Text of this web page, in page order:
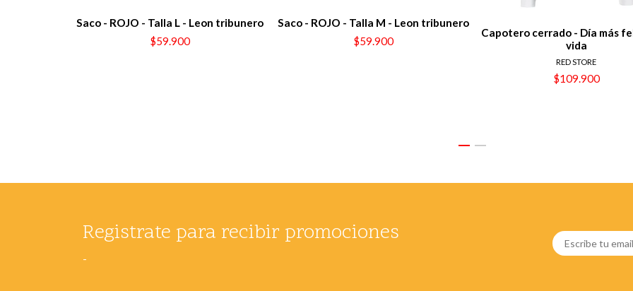
Saco - ROJO - Talla L - Leon tribunero
$59.900
Saco - ROJO - Talla M - Leon tribunero
$59.900
Capotero cerrado - Día más
vida
RED STORE
$109.900
Registrate para recibir promociones
-